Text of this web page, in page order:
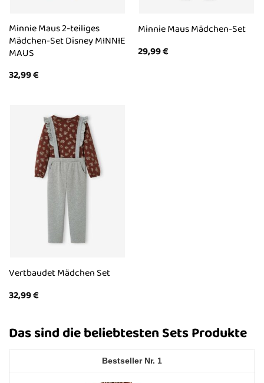
Minnie Maus 2-teiliges
Mädchen-Set Disney MINNIE
MAUS
32,99€
Minnie Maus Mädchen-Set
29,99€
Vertbaudet Mädchen Set
32,99€
Das sind die beliebtesten Sets Produkte
1